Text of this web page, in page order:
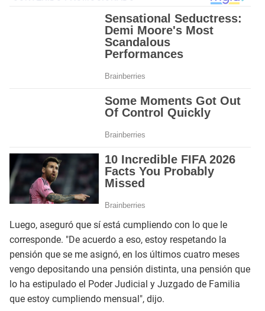
Luego, aseguró que sí está cumpliendo con lo que le
corresponde. "De acuerdo a eso, estoy respetando la
pensión que se me asignó, en los últimos cuatro meses
vengo depositando una pensión distinta, una pensión que
lo ha estipulado el Poder Judicial y Juzgado de Familia
que estoy cumpliendo mensual", dijo.